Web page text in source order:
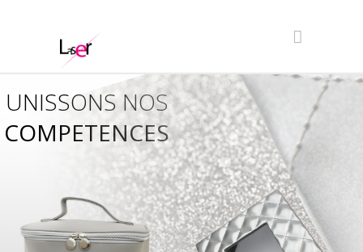
COMPETENCES
UNISSONS NOS